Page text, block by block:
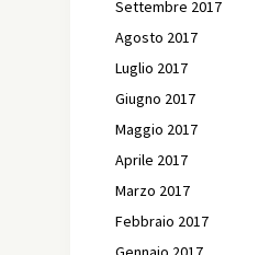
Settembre 2017
Agosto 2017
Luglio 2017
Giugno 2017
Maggio 2017
Aprile 2017
Marzo 2017
Febbraio 2017